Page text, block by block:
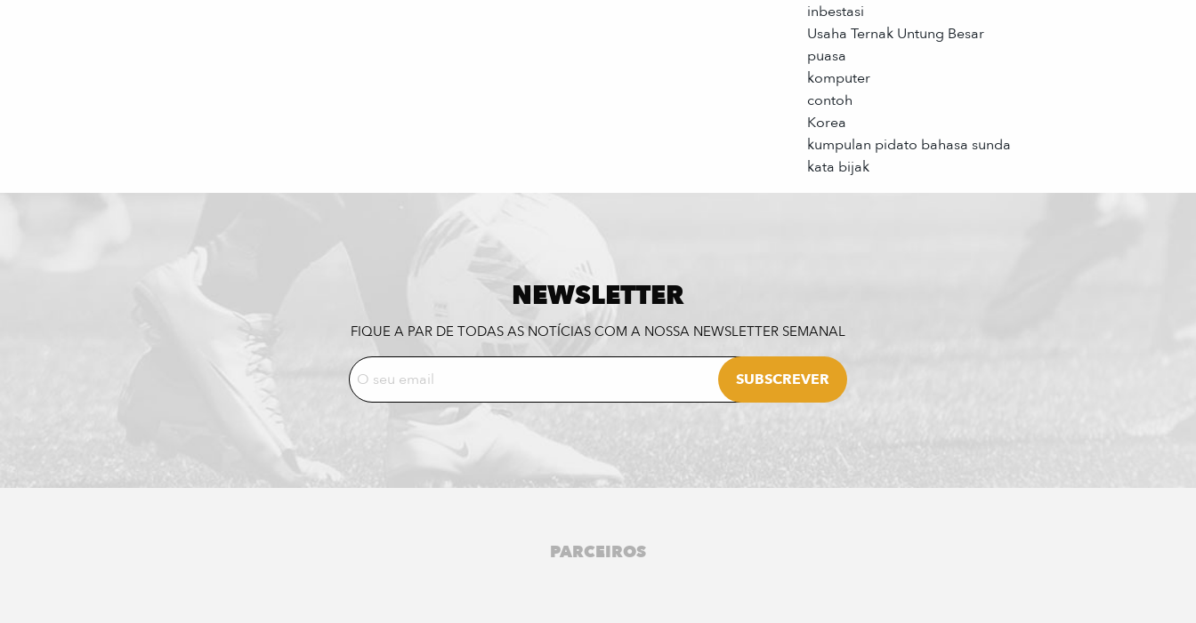
inbestasi
Usaha Ternak Untung Besar
puasa
komputer
contoh
Korea
kumpulan pidato bahasa sunda
kata bijak
NEWSLETTER
FIQUE A PAR DE TODAS AS NOTÍCIAS COM A NOSSA NEWSLETTER SEMANAL
PARCEIROS